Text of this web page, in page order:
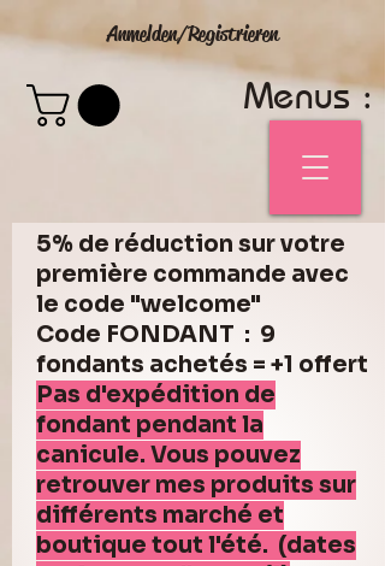
Anmelden/Registrieren
Menus :
5% de réduction sur votre
première commande avec
le code "welcome"
Code FONDANT : 9
fondants achetés = +1 offert
Pas d'expédition de
fondant pendant la
canicule. Vous pouvez
retrouver mes produits sur
différents marché et
boutique tout l'été. (dates